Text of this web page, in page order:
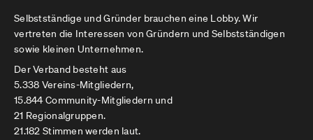
Selbstständige und Gründer brauchen eine Lobby. Wir
vertreten die Interessen von Gründern und Selbstständigen
sowie kleinen Unternehmen.
Der Verband besteht aus
5.338 Vereins-Mitgliedern,
15.844 Community-Mitgliedern und
21 Regionalgruppen.
21.182 Stimmen werden laut.